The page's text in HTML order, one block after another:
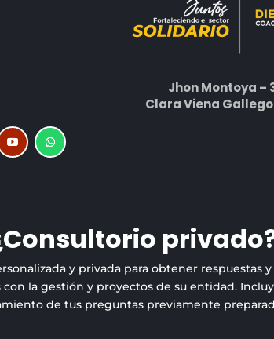
Jhon Montoya –
Clara Viena Gallego
y privada para obtener respuestas
la gestión y proyectos de su entidad.
de tus preguntas previamente